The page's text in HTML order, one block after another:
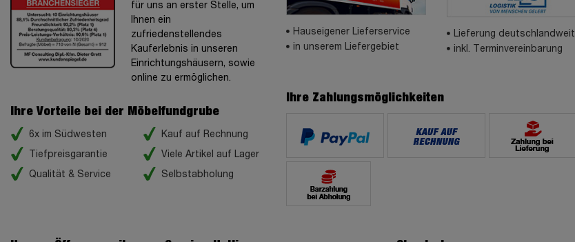
für uns an erster Stelle, um
Ihnen ein
zufriedenstellendes
Kauferlebnis in unseren
Einrichtungshäusern, sowie
online zu ermöglichen.
Ihre Vorteile bei der Möbelfundgrube
6x im Südwesten
Tiefpreisgarantie
Qualität & Service
Kauf auf Rechnung
Viele Artikel auf Lager
Selbstabholung
Hauseigener Lieferservice
in unserem Liefergebiet
Lieferung deutschlandweit
inkl. Terminvereinbarung
Ihre Zahlungsmöglichkeiten